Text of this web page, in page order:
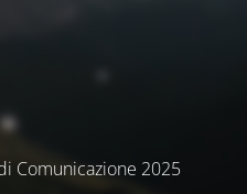
Comunicazione 2025